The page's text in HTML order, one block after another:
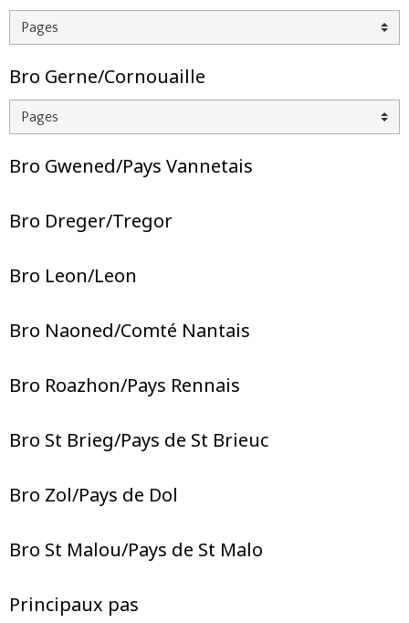
Bro Gerne/Cornouaille
Bro Gwened/Pays Vannetais
Bro Dreger/Tregor
Bro Leon/Leon
Bro Naoned/Comté Nantais
Bro Roazhon/Pays Rennais
Bro St Brieg/Pays de St Brieuc
Bro Zol/Pays de Dol
Bro St Malou/Pays de St Malo
Principaux pas